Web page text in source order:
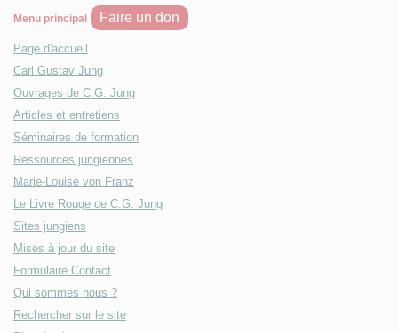
Menu principal Faire un don
Page d'accueil
Carl Gustav Jung
Ouvrages de C.G. Jung
Articles et entretiens
Séminaires de formation
Ressources jungiennes
Marie-Louise von Franz
Le Livre Rouge de C.G. Jung
Sites jungiens
Mises à jour du site
Formulaire Contact
Qui sommes nous ?
Rechercher sur le site